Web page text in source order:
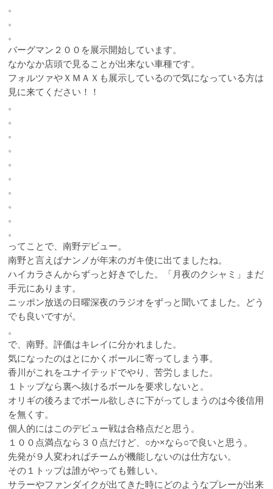
。
。
。
バーグマン２００を展示開始しています。
なかなか店頭で見ることが出来ない車種です。
フォルツァやＸＭＡＸも展示しているので気になっている方は
見に来てください！！
。
。
。
。
。
。
。
。
。
。
ってことで、南野デビュー。
南野と言えばナンノが年末のガキ使に出てましたね。
ハイカラさんからずっと好きでした。「月夜のクシャミ」まだ
手元にあります。
ニッポン放送の日曜深夜のラジオをずっと聞いてました。どう
でも良いですが。
。
で、南野。評価はキレイに分かれました。
気になったのはとにかくボールに寄ってしまう事。
香川がこれをユナイテッドでやり、苦労しました。
１トップなら裏へ抜けるボールを要求しないと。
オリギの後ろまでボール欲しさに下がってしまうのは今後信用
を無くす。
個人的にはこのデビュー戦は合格点だと思う。
１００点満点なら３０点だけど、○か×なら○で良いと思う。
先発が９人変わればチームが機能しないのは仕方ない。
その１トップは誰がやっても難しい。
サラーやファンダイクが出てきた時にどのようなプレーが出来